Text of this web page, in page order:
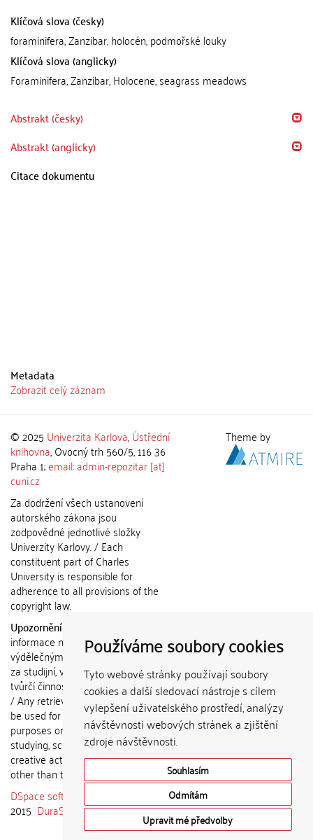
Používáme soubory cookies
Tyto webové stránky používají soubory
cookies a další sledovací nástroje s cílem
vylepšení uživatelského prostředí, analýzy
návštěvnosti webových stránek a zjištění
zdroje návštěvnosti.
Souhlasím
Odmítám
Upravit mé předvolby
Klíčová slova (česky)
foraminifera, Zanzibar, holocén, podmořské louky
Klíčová slova (anglicky)
Foraminifera, Zanzibar, Holocene, seagrass meadows
Abstrakt (česky)
Abstrakt (anglicky)
Citace dokumentu
Metadata
Zobrazit celý záznam
© 2025 Univerzita Karlova,Ústřední
knihovna, Ovocný trh 560/5, 116 36
Praha 1;email: admin-repozitar [at]
cuni.cz
Za dodržení všech ustanovení
autorského zákona jsou
zodpovědné jednotlivé složky
Univerzity Karlovy. / Each
constituent part of Charles
University is responsible for
adherence to all provisions of the
copyright law.
Upozornění / Notice:
informace nemohou být použity k
výdělečným účelům nebo vydávány
za studijní, vědeckou nebo jinou
tvůrčí činnost jiné osoby než autora.
/ Any retrieved information shall not
be used for any commercial
purposes or claimed as results of
studying, scientific or any other
creative activities of any person
other than the author.
DSpace software
copyright © 2002-
2015 DuraSpace
Theme by